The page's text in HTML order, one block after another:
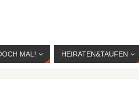
MAL! HEIRATEN&TAUFEN